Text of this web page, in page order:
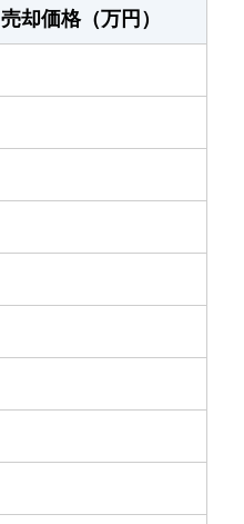
十字街
売却価格（万円）